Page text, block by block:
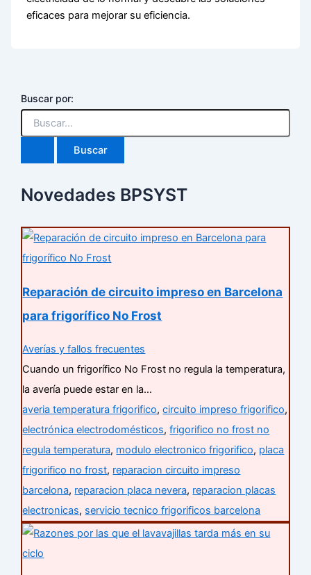
eficaces para mejorar su eficiencia.
Buscar por:
Novedades BPSYST
Reparación de circuito impreso en Barcelona
para frigorífico No Frost
Averías y fallos frecuentes
Cuando un frigorífico No Frost no regula la temperatura,
la avería puede estar en la…
averia temperatura frigorifico,circuito impreso frigorifico,
electrónica electrodomésticos,frigorifico no frost no
regula temperatura, modulo electronico frigorifico, placa
frigorifico no frost, reparacion circuito impreso
barcelona, reparacion placa nevera, reparacion placas
electronicas, servicio tecnico frigorificos barcelona